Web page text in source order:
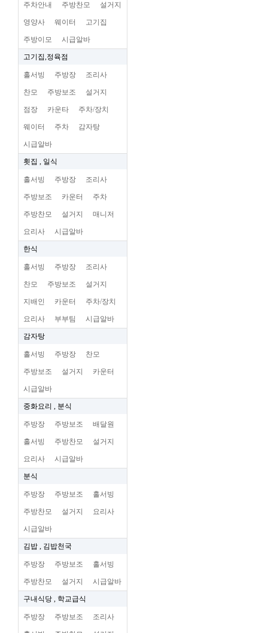
주차안내 주방찬모 설거지
영양사 웨이터 고기집
주방이모 시급알바
고기집,정육점
홀서빙 주방장 조리사
찬모 주방보조 설거지
점장 카운타 주차/장치
웨이터 주차 감자탕
시급알바
횟집 , 일식
홀서빙 주방장 조리사
주방보조 카운터 주차
주방찬모 설거지 매니저
요리사 시급알바
한식
홀서빙 주방장 조리사
찬모 주방보조 설거지
지배인 카운터 주차/장치
요리사 부부팀 시급알바
감자탕
홀서빙 주방장 찬모
주방보조 설거지 카운터
시급알바
중화요리 , 분식
주방장 주방보조 배달원
홀서빙 주방찬모 설거지
요리사 시급알바
분식
주방장 주방보조 홀서빙
주방찬모 설거지 요리사
시급알바
김밥 , 김밥천국
주방장 주방보조 홀서빙
주방찬모 설거지 시급알바
구내식당 , 학교급식
주방장 주방보조 조리사